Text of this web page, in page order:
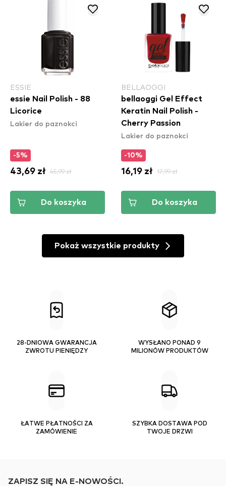
ESSIE
essie Nail Polish - 88
Licorice
Lakier do paznokci
-5%
43,69 zł 45,99 zł
Do koszyka
BELLAOGGI
bellaoggi Gel Effect
Keratin Nail Polish -
Cherry Passion
Lakier do paznokci
-10%
16,19 zł 17,99 zł
Do koszyka
Pokaż wszystkie produkty
28-DNIOWA GWARANCJA
ZWROTU PIENIĘDZY
WYSŁANO PONAD 9
MILIONÓW PRODUKTÓW
ŁATWE PŁATNOŚCI ZA
ZAMÓWIENIE
SZYBKA DOSTAWA POD
TWOJE DRZWI
ZAPISZ SIĘ NA E-NOWOŚCI.